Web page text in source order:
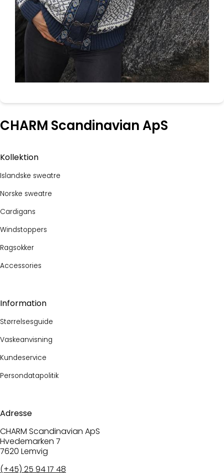
CHARM Scandinavian ApS
Kollektion
Islandske sweatre
Norske sweatre
Cardigans
Windstoppers
Ragsokker
Accessories
Information
Størrelsesguide
Vaskeanvisning
Kundeservice
Persondatapolitik
Adresse
CHARM Scandinavian ApS
Hvedemarken 7
7620 Lemvig
(+45) 25 94 17 48